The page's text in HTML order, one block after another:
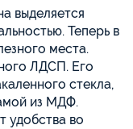
выделяется
Теперь в
места.
ЛДСП. Его
стекла,
из МДФ.
удобства во